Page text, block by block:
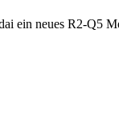
ein neues R2-Q5